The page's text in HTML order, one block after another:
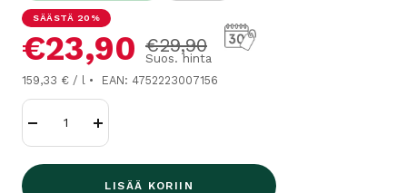
SÄÄSTÄ 20%
Alennushinta
€23,90 Normaalihinta
€29,90
Suos. hinta
159,33 € / l EAN: 4752223007156
Lisää
LISÄÄ KORIIN